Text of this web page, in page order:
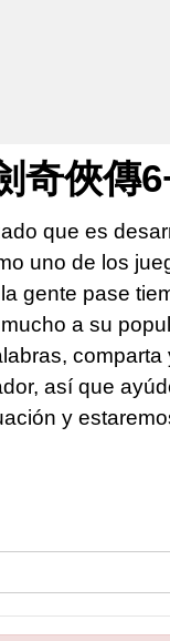
奇俠傳
que es
uno de los
gente pase
a su
así que
y